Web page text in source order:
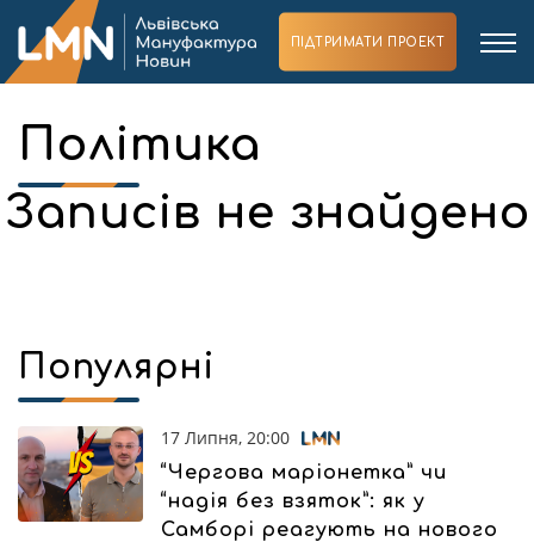
ПІДТРИМАТИ ПРОЕКТ
Політика
Записів не знайдено
Популярні
17 Липня, 20:00
“Чергова маріонетка” чи
“надія без взяток”: як у
Самборі реагують на нового